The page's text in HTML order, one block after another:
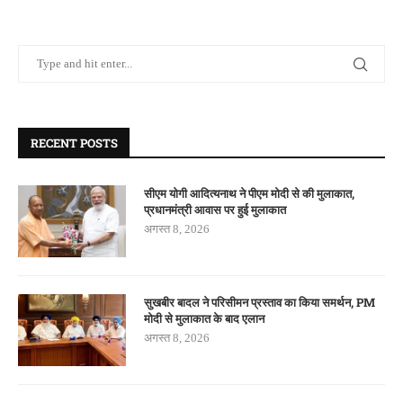
RECENT POSTS
सीएम योगी आदित्यनाथ ने पीएम मोदी से की मुलाकात,
प्रधानमंत्री आवास पर हुई मुलाकात
अगस्त 8, 2026
सुखबीर बादल ने परिसीमन प्रस्ताव का किया समर्थन, PM
मोदी से मुलाकात के बाद एलान
अगस्त 8, 2026